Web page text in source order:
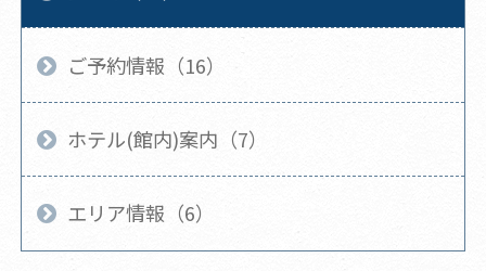
ご予約情報（16）
ホテル(館内)案内（7）
エリア情報（6）